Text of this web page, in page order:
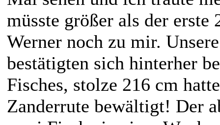
müsste größer als der erste
Werner noch zu mir.
bestätigten sich hinterher
Fisches, stolze 216 cm
Zanderrute bewältigt! Der